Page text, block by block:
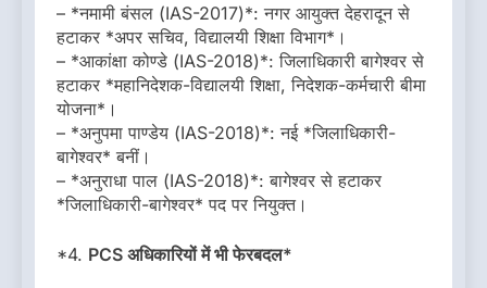
– *नमामी बंसल (IAS-2017)*: नगर आयुक्त देहरादून से
हटाकर *अपर सचिव, विद्यालयी शिक्षा विभाग*।
– *आकांक्षा कोण्डे (IAS-2018)*: जिलाधिकारी बागेश्वर से
हटाकर *महानिदेशक-विद्यालयी शिक्षा, निदेशक-कर्मचारी बीमा
योजना*।
– *अनुपमा पाण्डेय (IAS-2018)*: नई *जिलाधिकारी-
बागेश्वर* बनीं।
– *अनुराधा पाल (IAS-2018)*: बागेश्वर से हटाकर
*जिलाधिकारी-बागेश्वर* पद पर नियुक्त।
*4. PCS अधिकारियों में भी फेरबदल*